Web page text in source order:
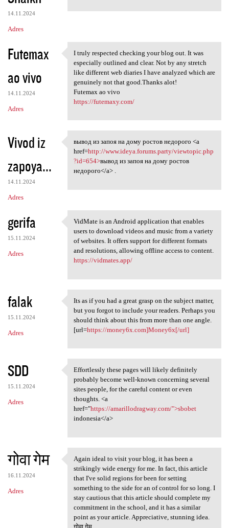
14.11.2024
Adres
Futemax
ao vivo
14.11.2024
Adres
I truly respected checking
I truly respected checking your blog out. It was
especially outlined and clear. Not by any stretch
like different web diaries I have analyzed which are
genuinely not that good.Thanks alot!
Futemax ao vivo
https://futemaxy.com/
Vivod iz
zapoya...
14.11.2024
Adres
вывод из запоя на дому ростов
вывод из запоя на дому ростов недорого <a
href=http://www.ideya.forums.party/viewtopic.php
?id=654>вывод из запоя на дому ростов
недорого</a> .
gerifa
15.11.2024
Adres
VidMate is an Android
VidMate is an Android application that enables
users to download videos and music from a variety
of websites. It offers support for different formats
and resolutions, allowing offline access to content.
https://vidmates.app/
falak
15.11.2024
Adres
Its as if you had a great
Its as if you had a great grasp on the subject matter,
but you forgot to include your readers. Perhaps you
should think about this from more than one angle.
[url=https://money6x.com]Money6x[/url]
SDD
15.11.2024
Adres
Effortlessly these pages will
Effortlessly these pages will likely definitely
probably become well-known concerning several
sites people, for the careful content or even
thoughts. <a
href="https://amarillodragway.com/">sbobet
indonesia</a>
गोवा गेम
16.11.2024
Adres
Again ideal to visit your
Again ideal to visit your blog, it has been a
strikingly wide energy for me. In fact, this article
that I've solid regions for been for setting
something to the side for an of control for so long. I
stay cautious that this article should complete my
commitment in the school, and it has a similar
point as your article. Appreciative, stunning idea.